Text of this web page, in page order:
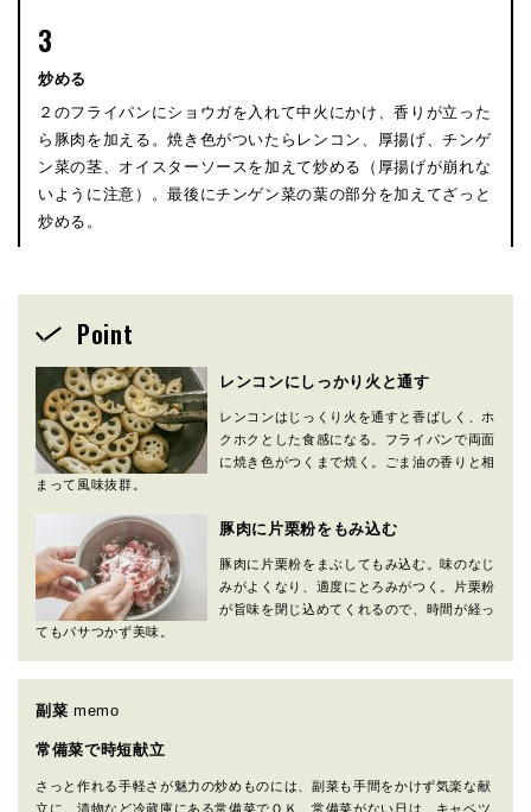
3
炒める
２のフライパンにショウガを入れて中火にかけ、香りが立った
ら豚肉を加える。焼き色がついたらレンコン、厚揚げ、チンゲ
ン菜の茎、オイスターソースを加えて炒める（厚揚げが崩れな
いように注意）。最後にチンゲン菜の葉の部分を加えてざっと
炒める。
Point
レンコンにしっかり火と通す
レンコンはじっくり火を通すと香ばしく、ホ
クホクとした食感になる。フライパンで両面
に焼き色がつくまで焼く。ごま油の香りと相
まって風味抜群。
豚肉に片栗粉をもみ込む
豚肉に片栗粉をまぶしてもみ込む。味のなじ
みがよくなり、適度にとろみがつく。片栗粉
が旨味を閉じ込めてくれるので、時間が経っ
てもパサつかず美味。
副菜 memo
常備菜で時短献立
さっと作れる手軽さが魅力の炒めものには、副菜も手間をかけず気楽な献
立に。漬物など冷蔵庫にある常備菜でＯＫ。常備菜がない日は、キャベツ